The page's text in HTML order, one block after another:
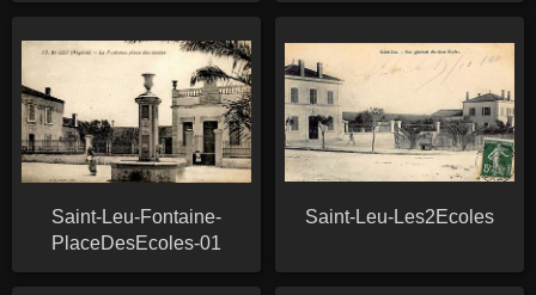
Saint-Leu-Fontaine-
PlaceDesEcoles-01
Saint-Leu-Les2Ecoles